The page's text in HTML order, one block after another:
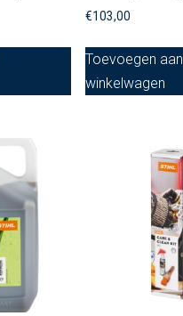
€103,00
Toevoegen aan
winkelwagen